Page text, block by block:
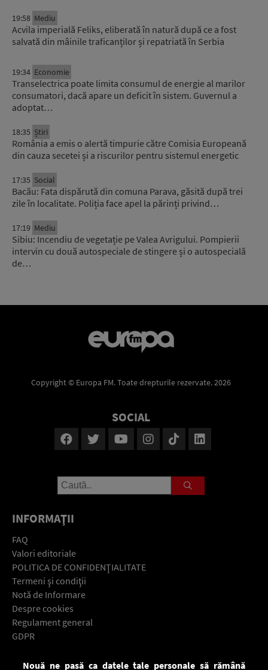
19:58 Mediu
Acvila imperială Feliks, eliberată în natură după ce a fost
salvată din mâinile traficanților și repatriată în Serbia
19:34 Economie
Transelectrica poate limita consumul de energie al marilor
consumatori, dacă apare un deficit în sistem. Guvernul a
adoptat…
18:35 Știri
România a emis o alertă timpurie către Comisia Europeană
din cauza secetei și a riscurilor pentru sistemul energetic
17:35 Social
Bacău: Fata dispărută din comuna Parava, găsită după trei
zile în localitate. Poliția face apel la părinți privind…
17:19 Mediu
Sibiu: Incendiu de vegetație pe Valea Avrigului. Pompierii
intervin cu două autospeciale de stingere și o autospecială
de…
Copyright © Europa FM. Toate drepturile rezervate. 2026
SOCIAL
INFORMAŢII
FAQ
Valori editoriale
POLITICA DE CONFIDENŢIALITATE
Termeni şi condiţii
Notă de Informare
Despre cookies
Regulament general
GDPR
Nouă ne pasă ca datele tale personale să rămână